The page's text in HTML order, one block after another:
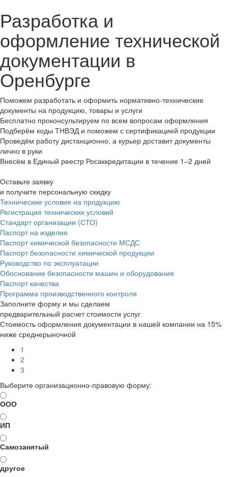
Разработка и
оформление технической
документации в
Оренбурге
Поможем разработать и оформить нормативно-технические
документы на продукцию, товары и услуги
Бесплатно проконсультируем по всем вопросам оформления
Подберём коды ТНВЭД и поможем с сертификацией продукции
Проведём работу дистанционно, а курьер доставит документы
лично в руки
Внесём в Единый реестр Росаккредитации в течение 1–2 дней
Оставьте заявку
и получите персональную скидку
Технические условия на продукцию
Регистрация технических условий
Стандарт организации (СТО)
Паспорт на изделия
Паспорт химической безопасности МСДС
Паспорт безопасности химической продукции
Руководство по эксплуатации
Обоснование безопасности машин и оборудования
Паспорт качества
Программа производственного контроля
Заполните форму и мы сделаем
предварительный расчет стоимости услуг
Стоимость оформления документации в нашей компании на 15%
ниже среднерыночной
1
2
3
Выберите организационно-правовую форму:
ООО
ИП
Самозанятый
другое